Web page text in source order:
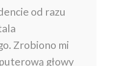
od razu
Zrobiono mi
głowy